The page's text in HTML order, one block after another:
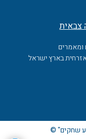
צבאית
ומאמרים
בארץ ישראל
שחקים" ©